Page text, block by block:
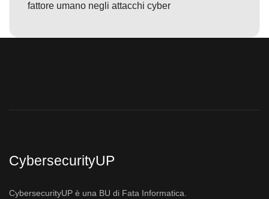
fattore umano negli attacchi cyber
CybersecurityUP
CybersecurityUP è una BU di Fata Informatica.